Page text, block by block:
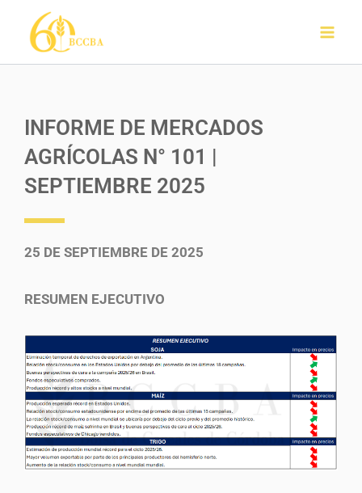
contenido
INFORME DE MERCADOS
AGRÍCOLAS N° 101 |
SEPTIEMBRE 2025
25 DE SEPTIEMBRE DE 2025
RESUMEN EJECUTIVO